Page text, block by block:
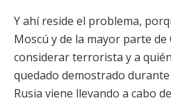
Y ahí reside el problema,
Moscú y de la mayor parte
considerar terrorista y a
quedado demostrado
Rusia viene llevando a cabo